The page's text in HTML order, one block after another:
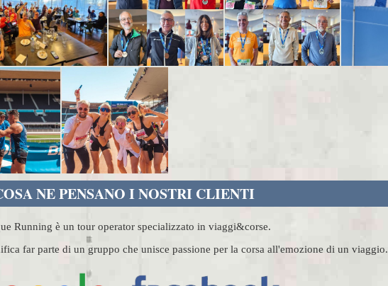
NE PENSANO I NOSTRI CLIENTI
Running è un tour operator specializzato in viaggi&corse.
far parte di un gruppo che unisce passione per la corsa all'emozione di un viaggio.